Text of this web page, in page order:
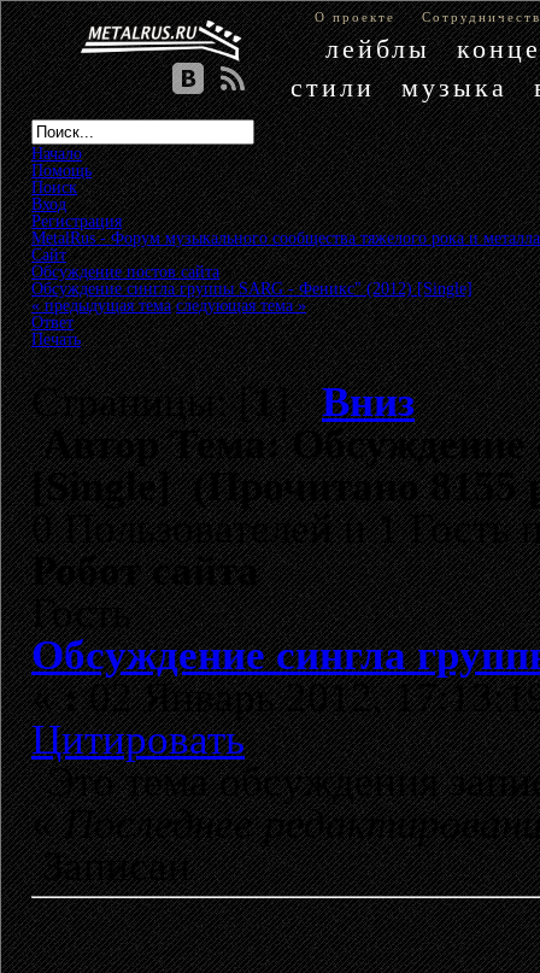
О проекте
лейблы
стили
музыка
Начало
Помощь
Поиск
Вход
Регистрация
MetalRus - Форум музыкального сообщества тяжелого рока и металла
Сайт»
Обсуждение постов сайта»
Обсуждение сингла группы SARG - Феникс" (2012) [Single]
« предыдущая тема следующая тема »
Ответ
Печать
Страницы: [1]Вниз
АвторТема: Обсуждение
[Single] (Прочитано 8155
0 Пользователей и 1 Гость
Робот сайта
Гость
Обсуждение сингла
«:02 Январь 2012,
Цитировать
Это тема обсуждения
«Последнее
Записан